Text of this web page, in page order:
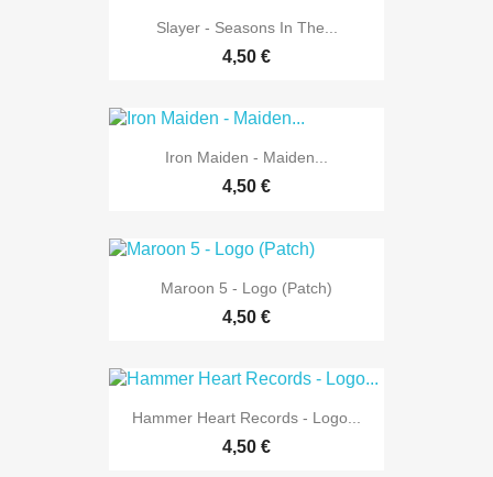
Slayer - Seasons In The...
4,50 €
Iron Maiden - Maiden...
4,50 €
Maroon 5 - Logo (Patch)
4,50 €
Hammer Heart Records - Logo...
4,50 €